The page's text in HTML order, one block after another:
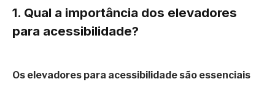
1. Qual a importância dos elevadores
para acessibilidade?
Os elevadores para acessibilidade são essenciais